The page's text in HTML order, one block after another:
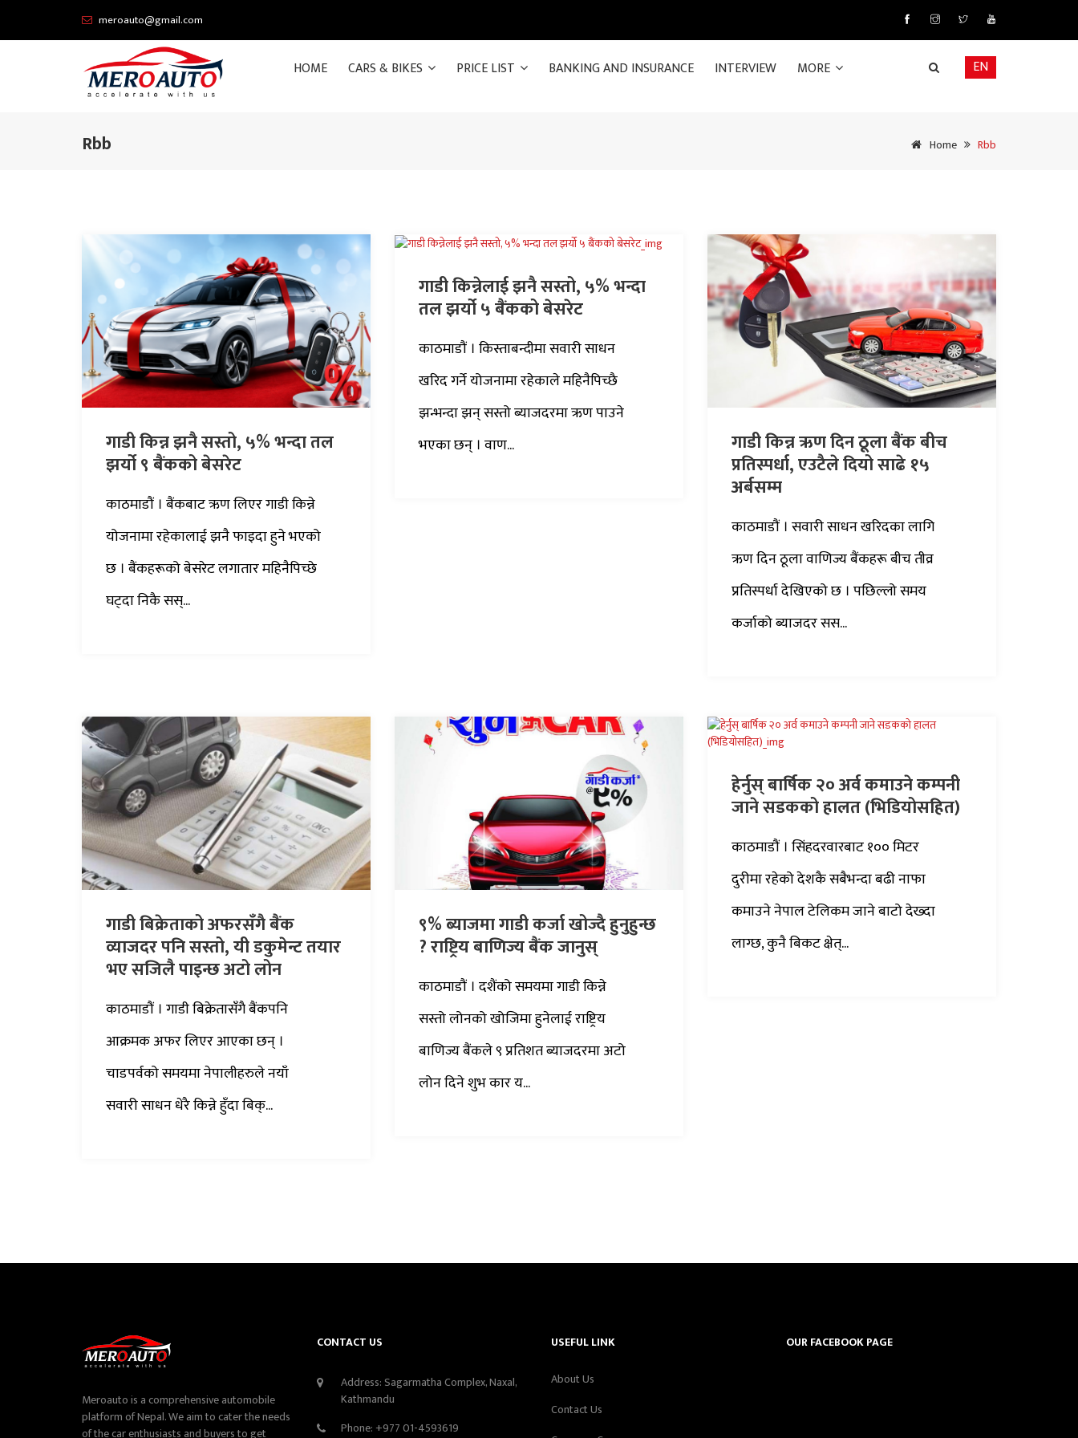
meroauto@gmail.com
HOME CARS & BIKES PRICE LIST BANKING AND INSURANCE INTERVIEW MORE EN
Rbb Home Rbb
गाडी किन्न झनै सस्तो, ५% भन्दा तल
झर्यो ९ बैंकको बेसरेट
काठमाडौं । बैंकबाट ऋण लिएर गाडी किन्ने
योजनामा रहेकालाई झनै फाइदा हुने भएको
छ । बैंकहरूको बेसरेट लगातार महिनैपिच्छे
घट्दा निकै सस्...
गाडी किन्नेलाई झनै सस्तो, ५% भन्दा
तल झर्यो ५ बैंकको बेसरेट
काठमाडौं । किस्ताबन्दीमा सवारी साधन
खरिद गर्ने योजनामा रहेकाले महिनैपिच्छै
झन्भन्दा झन् सस्तो ब्याजदरमा ऋण पाउने
भएका छन् । वाण...
गाडी किन्न ऋण दिन ठूला बैंक बीच
प्रतिस्पर्धा, एउटैले दियो साढे १५
अर्बसम्म
काठमाडौं । सवारी साधन खरिदका लागि
ऋण दिन ठूला वाणिज्य बैंकहरू बीच तीव्र
प्रतिस्पर्धा देखिएको छ । पछिल्लो समय
कर्जाको ब्याजदर सस...
गाडी बिक्रेताको अफरसँगै बैंक
व्याजदर पनि सस्तो, यी डकुमेन्ट तयार
भए सजिलै पाइन्छ अटो लोन
काठमाडौं । गाडी बिक्रेतासँगै बैंकपनि
आक्रमक अफर लिएर आएका छन् ।
चाडपर्वको समयमा नेपालीहरुले नयाँ
सवारी साधन धेरै किन्ने हुँदा बिक्...
९% ब्याजमा गाडी कर्जा खोज्दै हुनुहुन्छ
? राष्ट्रिय बाणिज्य बैंक जानुस्
काठमाडौं । दशैंको समयमा गाडी किन्ने
सस्तो लोनको खोजिमा हुनेलाई राष्ट्रिय
बाणिज्य बैंकले ९ प्रतिशत ब्याजदरमा अटो
लोन दिने शुभ कार य...
हेर्नुस् बार्षिक २० अर्व कमाउने कम्पनी
जाने सडकको हालत (भिडियोसहित)
काठमाडौं । सिंहदरवारबाट १०० मिटर
दुरीमा रहेको देशकै सबैभन्दा बढी नाफा
कमाउने नेपाल टेलिकम जाने बाटो देख्दा
लाग्छ, कुनै बिकट क्षेत्...
Meroauto is a comprehensive automobile
platform of Nepal. We aim to cater the needs
of the car enthusiasts and buyers to get
CONTACT US
Address: Sagarmatha Complex, Naxal,
Kathmandu
Phone: +977 01-4593619
USEFUL LINK
About Us
Contact Us
OUR FACEBOOK PAGE